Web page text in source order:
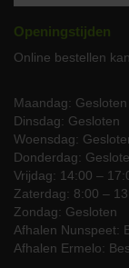
Openingstijden
Online bestellen
Maandag: Gesloten
Dinsdag: Gesloten
Woensdag:
Donderdag:
Vrijdag: 14:00 –
Zaterdag: 8:00 –
Zondag: Gesloten
Afhalen Nunspeet:
Afhalen Ermelo: